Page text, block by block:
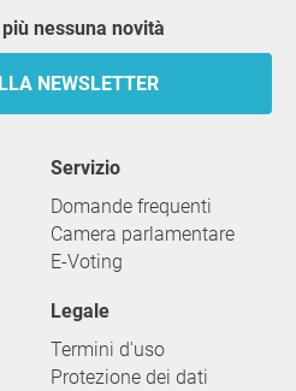
più nessuna novità
NEWSLETTER
servizio
Domande frequenti
Camera parlamentare
E-Voting
Legale
Termini d'uso
Protezione dei dati